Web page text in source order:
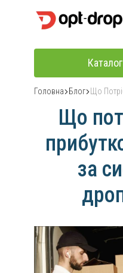
Каталог
Головна Блог Що
Що
за